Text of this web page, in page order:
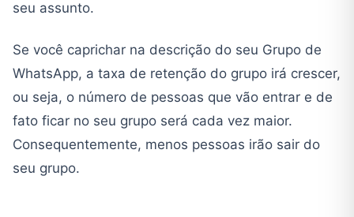
seu assunto.
Se você caprichar na descrição do seu Grupo de
WhatsApp, a taxa de retenção do grupo irá crescer,
ou seja, o número de pessoas que vão entrar e de
fato ficar no seu grupo será cada vez maior.
Consequentemente, menos pessoas irão sair do
seu grupo.